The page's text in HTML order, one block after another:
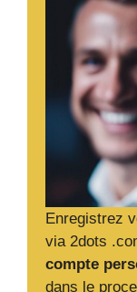
Enregistrez
via 2dots
compte
dans le